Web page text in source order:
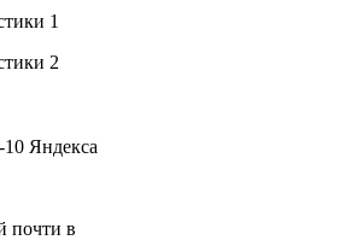
Яндекса
почти в